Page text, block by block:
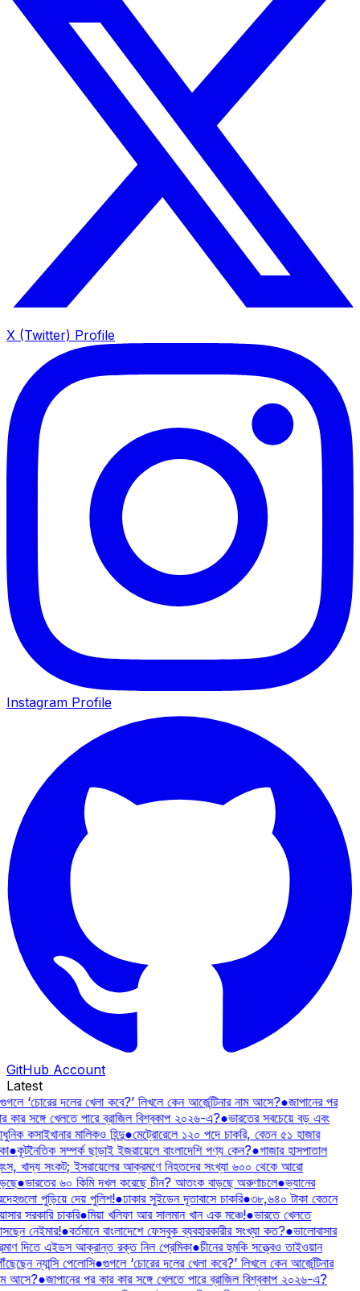
X (Twitter) Profile
Instagram Profile
GitHub Account
Latest
‘চোরের দলের খেলা কবে?’ লিখলে কেন আর্জেন্টিনার নাম আসে?●জাপানের পর
কার সঙ্গে খেলতে পারে ব্রাজিল বিশ্বকাপ ২০২৬-এ?●ভারতের সবচেয়ে বড় এবং
কসাইখানার মালিকও হিন্দু●মেট্রোরেলে ১২০ পদে চাকরি, বেতন ৫১ হাজার
●কূটনৈতিক সম্পর্ক ছাড়াই ইজরায়েলে বাংলাদেশি পণ্য কেন?●গাজার হাসপাতাল
খাদ্য সংকট; ইসরায়েলের আক্রমণে নিহতদের সংখ্যা ৬০০ থেকে আরো
●ভারতের ৬০ কিমি দখল করেছে চীন? আতংক বাড়ছে অরুণাচলে●ভ্যানের
পুড়িয়ে দেয় পুলিশ!●ঢাকার সুইডেন দূতাবাসে চাকরি●৩৮,৬৪০ টাকা বেতনে
সরকারি চাকরি●মিয়া খলিফা আর সালমান খান এক মঞ্চে!●ভারতে খেলতে
নেইমার!●বর্তমানে বাংলাদেশে ফেসবুক ব্যবহারকারীর সংখ্যা কত?●ভালোবাসার
দিতে এইডস আক্রান্ত রক্ত নিল প্রেমিকা●চীনের হুমকি সত্ত্বেও তাইওয়ান
ন্যান্সি পেলোসি●গুগলে ‘চোরের দলের খেলা কবে?’ লিখলে কেন আর্জেন্টিনার
আসে?●জাপানের পর কার কার সঙ্গে খেলতে পারে ব্রাজিল বিশ্বকাপ ২০২৬-এ?